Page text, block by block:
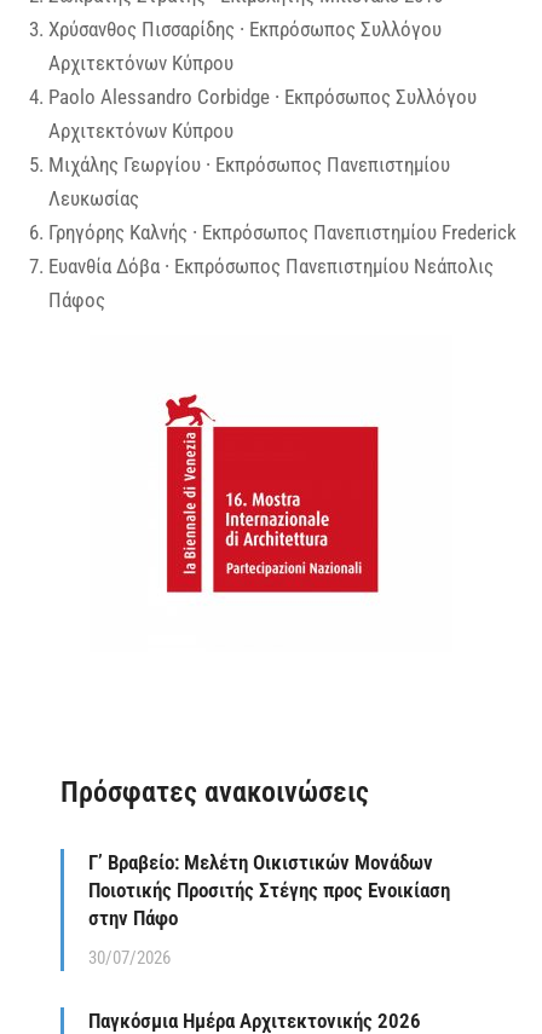
Χρύσανθος Πισσαρίδης ∙ Εκπρόσωπος Συλλόγου
Αρχιτεκτόνων Κύπρου
Paolo Alessandro Corbidge ∙ Εκπρόσωπος Συλλόγου
Αρχιτεκτόνων Κύπρου
Μιχάλης Γεωργίου ∙ Εκπρόσωπος Πανεπιστημίου
Λευκωσίας
Γρηγόρης Καλνής ∙ Εκπρόσωπος Πανεπιστημίου Frederick
Ευανθία Δόβα ∙ Εκπρόσωπος Πανεπιστημίου Νεάπολις
Πάφος
Πρόσφατες ανακοινώσεις
Γ’ Βραβείο: Μελέτη Οικιστικών Μονάδων
Ποιοτικής Προσιτής Στέγης προς Ενοικίαση
στην Πάφο
30/07/2026
Παγκόσμια Ημέρα Αρχιτεκτονικής 2026